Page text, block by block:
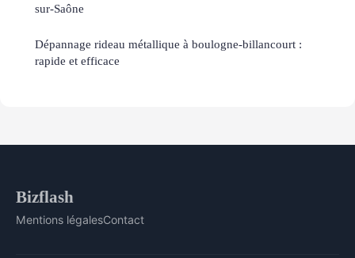
sur-Saône
Dépannage rideau métallique à boulogne-billancourt :
rapide et efficace
Bizflash
Mentions légalesContact